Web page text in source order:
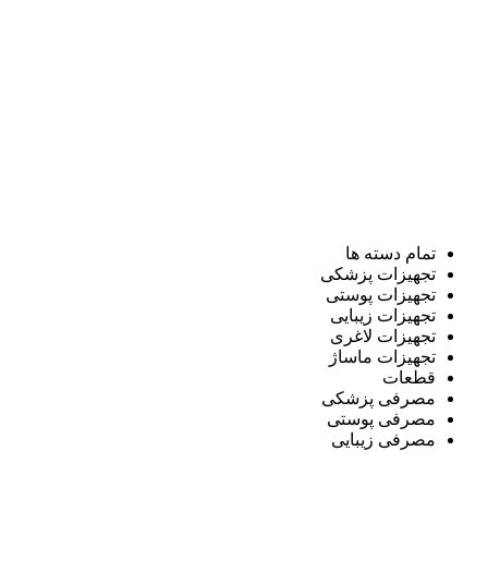
تمام دسته ها
تجهیزات پزشکی
تجهیزات پوستی
تجهیزات زیبایی
تجهیزات لاغری
تجهیزات ماساژ
قطعات
مصرفی پزشکی
مصرفی پوستی
مصرفی زیبایی